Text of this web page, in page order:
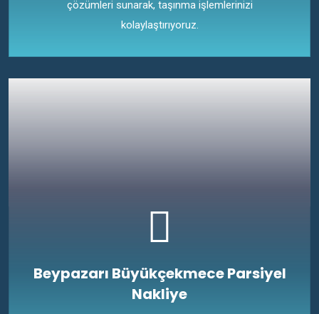
çözümleri sunarak, taşınma işlemlerinizi
kolaylaştırıyoruz.
Beypazarı Büyükçekmece Parsiyel
Nakliye